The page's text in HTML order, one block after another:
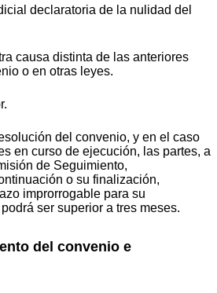
declaratoria de la nulidad del
causa distinta de las anteriores
o en otras leyes.
del convenio, y en el caso
en curso de ejecución, las partes, a
de Seguimiento,
o su finalización,
improrrogable para su
ser superior a tres meses.
del convenio e